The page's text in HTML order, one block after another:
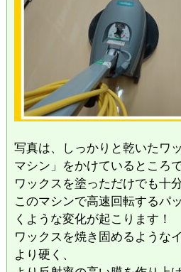
写真は、しっかりと乾いたワ
マシン」をかけているところで
ワックスを塗っただけでも十
このマシンで高速回転するパ
くような変化が起こります！
ワックスを焼き固めるような
より硬く、